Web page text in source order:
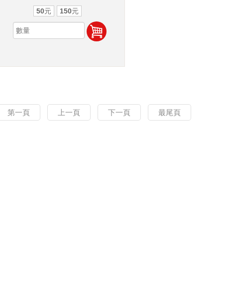
50元 150元
第一頁 上一頁 下一頁 最尾頁